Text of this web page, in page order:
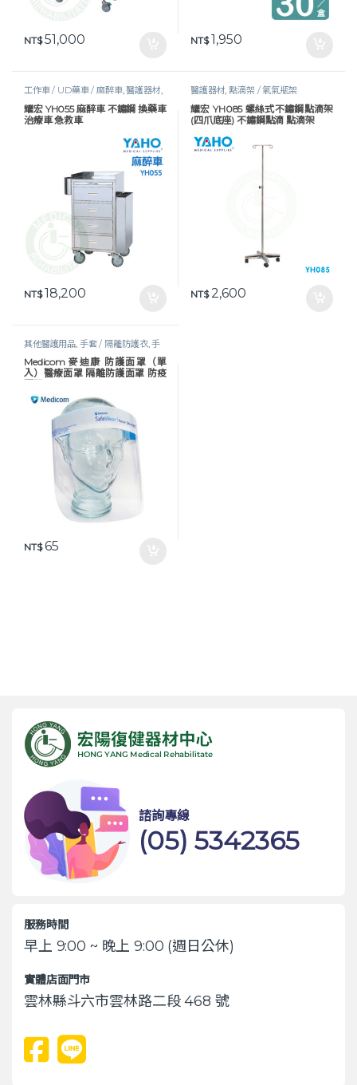
NT$51,000 NT$1,950
工作車 / UD藥車 / 麻醉車,醫護器材,
醫護工作設備
耀宏 YH055 麻醉車 不鏽鋼 換藥車
治療車 急救車
NT$18,200
醫護器材,點滴架 / 氧氣瓶架
耀宏 YH085 螺絲式不鏽鋼點滴架
(四爪底座) 不鏽鋼點滴 點滴架
NT$2,600
其他醫護用品, 手套 / 隔離防護衣,手
套及防護衣
,照護耗材,醫護器材,
防疫
物資,防護衣 / 面罩
Medicom 麥迪康 防護面罩（單
入）醫療面罩 隔離防護面罩 防疫
NT$65
諮詢專線
(05) 5342365
服務時間
早上 9:00 ~ 晚上 9:00 (週日公休)
實體店面門市
雲林縣斗六市雲林路二段 468 號